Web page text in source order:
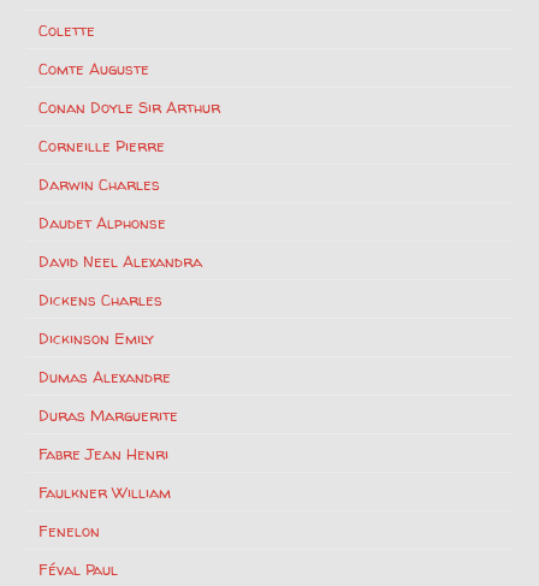
Colette
Comte Auguste
Conan Doyle Sir Arthur
Corneille Pierre
Darwin Charles
Daudet Alphonse
David Neel Alexandra
Dickens Charles
Dickinson Emily
Dumas Alexandre
Duras Marguerite
Fabre Jean Henri
Faulkner William
Fenelon
Féval Paul